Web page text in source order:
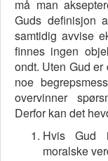
må man
Guds definisjon
samtidig avvise
finnes ingen
ondt. Uten Gud
noe
overvinner
Derfor kan det
Hvis Gud
moralske